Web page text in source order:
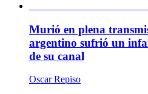
Murió en plena
argentino sufrió un
de su canal
Oscar Repiso